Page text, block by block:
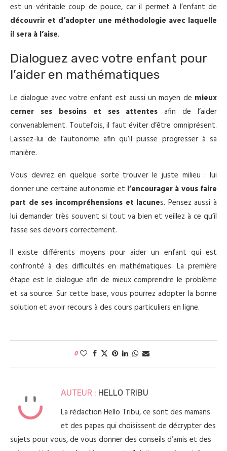
est un véritable coup de pouce, car il permet à l’enfant de
découvrir et d’adopter une méthodologie avec laquelle
il sera à l’aise.
Dialoguez avec votre enfant pour
l’aider en mathématiques
Le dialogue avec votre enfant est aussi un moyen de mieux
cerner ses besoins et ses attentes afin de l’aider
convenablement. Toutefois, il faut éviter d’être omniprésent.
Laissez-lui de l’autonomie afin qu’il puisse progresser à sa
manière.
Vous devrez en quelque sorte trouver le juste milieu : lui
donner une certaine autonomie et l’encourager à vous faire
part de ses incompréhensions et lacunes. Pensez aussi à
lui demander très souvent si tout va bien et veillez à ce qu’il
fasse ses devoirs correctement.
Il existe différents moyens pour aider un enfant qui est
confronté à des difficultés en mathématiques. La première
étape est le dialogue afin de mieux comprendre le problème
et sa source. Sur cette base, vous pourrez adopter la bonne
solution et avoir recours à des cours particuliers en ligne.
0
AUTEUR : HELLO TRIBU
La rédaction Hello Tribu, ce sont des mamans
et des papas qui choisissent de décrypter des
sujets pour vous, de vous donner des conseils d’amis et des